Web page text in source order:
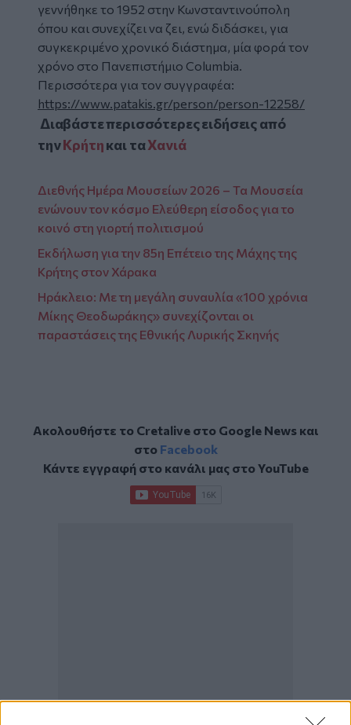
γεννήθηκε το 1952 στην Κωνσταντινούπολη
όπου και συνεχίζει να ζει, ενώ διδάσκει, για
συγκεκριµένο χρονικό διάστηµα, µία φορά τον
χρόνο στο Πανεπιστήµιο Columbia.
Περισσότερα για τον συγγραφέα:
https://www.patakis.gr/person/person-12258/
Διαβάστε περισσότερες ειδήσεις από
τηνΚρήτηκαι ταΧανιά
Διεθνής Ημέρα Μουσείων 2026 – Τα Μουσεία
ενώνουν τον κόσμο Ελεύθερη είσοδος για το
κοινό στη γιορτή πολιτισμού
Εκδήλωση για την 85η Επέτειο της Μάχης της
Κρήτης στον Χάρακα
Ηράκλειο: Με τη μεγάλη συναυλία «100 χρόνια
Μίκης Θεοδωράκης» συνεχίζονται οι
παραστάσεις της Εθνικής Λυρικής Σκηνής
Ακολουθήστε το Cretalive στο Google Newsκαι
στο Facebook
Κάντε εγγραφή στο κανάλι μας στοYouTube